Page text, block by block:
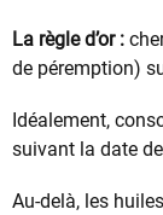
La règle d’or :
de péremption)
Idéalement,
suivant la date
Au-delà, les